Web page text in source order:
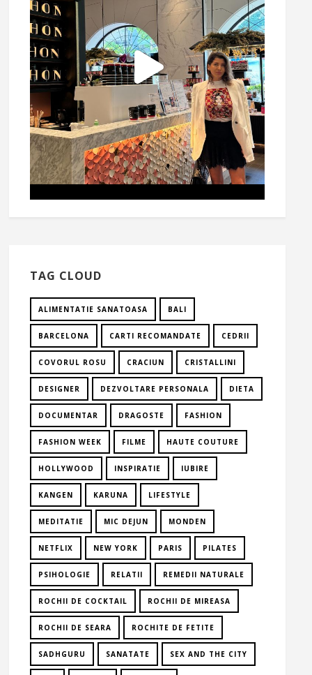
TAG CLOUD
ALIMENTATIE SANATOASA BALI
BARCELONA CARTI RECOMANDATE CEDRII
COVORUL ROSU CRACIUN CRISTALLINI
DESIGNER DEZVOLTARE PERSONALA DIETA
DOCUMENTAR DRAGOSTE FASHION
FASHION WEEK FILME HAUTE COUTURE
HOLLYWOOD INSPIRATIE IUBIRE
KANGEN KARUNA LIFESTYLE
MEDITATIE MIC DEJUN MONDEN
NETFLIX NEW YORK PARIS PILATES
PSIHOLOGIE RELATII REMEDII NATURALE
ROCHII DE COCKTAIL ROCHII DE MIREASA
ROCHII DE SEARA ROCHITE DE FETITE
SADHGURU SANATATE SEX AND THE CITY